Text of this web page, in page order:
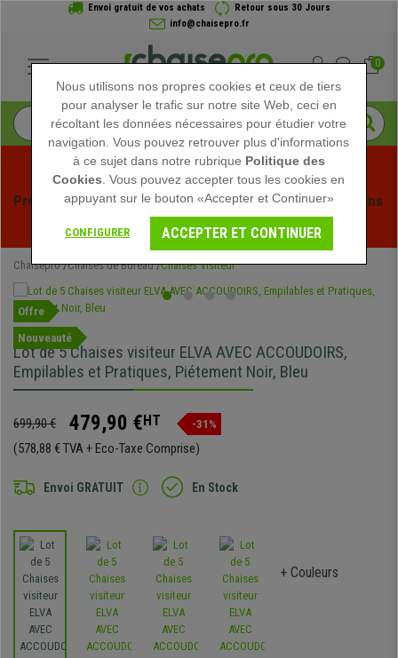
Envoi gratuit de vos achats
Retour sous 30 Jours
info@chaisepro.fr
0
Profitez des soldes d'été chez Chaisepro ! Des réductions
exclusives pour une durée limitée - Voir l'offre
Chaisepro Chaises de Bureau Chaises Visiteur
Offre
Nouveauté
Lot de 5 Chaises visiteur ELVA AVEC ACCOUDOIRS,
Empilables et Pratiques, Piétement Noir, Bleu
699,90 € 479,90 €HT -31%
(578,88 € TVA + Eco-Taxe Comprise)
Envoi GRATUIT En Stock
+ Couleurs
Nous utilisons nos propres cookies et ceux de tiers
pour analyser le trafic sur notre site Web, ceci en
récoltant les données nécessaires pour étudier votre
navigation. Vous pouvez retrouver plus d'informations
à ce sujet dans notre rubrique Politique des
Cookies . Vous pouvez accepter tous les cookies en
appuyant sur le bouton «Accepter et Continuer»
CONFIGURER ACCEPTER ET CONTINUER